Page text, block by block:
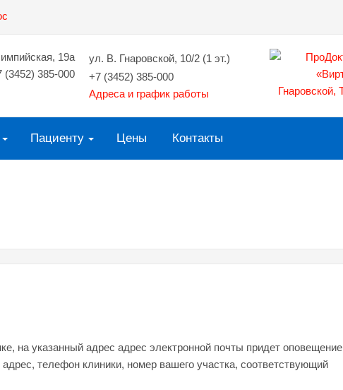
19а
(3452) 385-000
ул. В. Гнаровской, 10/2 (1 эт.)
+7 (3452) 385-000
Адреса и график работы
Пациенту Цены Контакты
на указанный адрес адрес электронной почты придет оповещение
телефон клиники, номер вашего участка, соответствующий